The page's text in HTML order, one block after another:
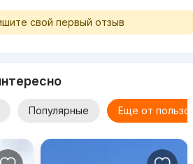
свой первый отзыв
Популярные Еще от